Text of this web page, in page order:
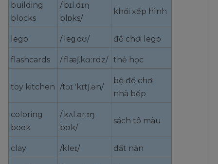
building
blocks
/ˈbɪl.dɪŋ
blɒks/
khối xếp hình
lego /ˈleɡ.oʊ/ đồ chơi lego
flashcards /ˈflæʃ.kɑːrdz/ thẻ học
toy kitchen /tɔɪ ˈkɪtʃ.ən/
bộ đồ chơi
nhà bếp
coloring
book
/ˈkʌl.ər.ɪŋ
bʊk/
sách tô màu
clay /kleɪ/ đất nặn